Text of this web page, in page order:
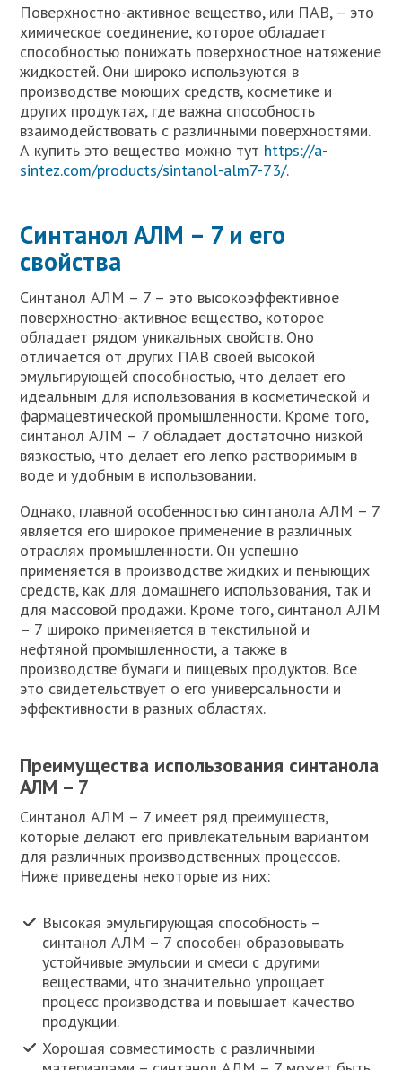
Поверхностно-активное вещество, или ПАВ, – это
химическое соединение, которое обладает
способностью понижать поверхностное натяжение
жидкостей. Они широко используются в
производстве моющих средств, косметике и
других продуктах, где важна способность
взаимодействовать с различными поверхностями.
А купить это вещество можно тут https://a-
sintez.com/products/sintanol-alm7-73/.
Синтанол АЛМ – 7 и его
свойства
Синтанол АЛМ – 7 – это высокоэффективное
поверхностно-активное вещество, которое
обладает рядом уникальных свойств. Оно
отличается от других ПАВ своей высокой
эмульгирующей способностью, что делает его
идеальным для использования в косметической и
фармацевтической промышленности. Кроме того,
синтанол АЛМ – 7 обладает достаточно низкой
вязкостью, что делает его легко растворимым в
воде и удобным в использовании.
Однако, главной особенностью синтанола АЛМ – 7
является его широкое применение в различных
отраслях промышленности. Он успешно
применяется в производстве жидких и пеныющих
средств, как для домашнего использования, так и
для массовой продажи. Кроме того, синтанол АЛМ
– 7 широко применяется в текстильной и
нефтяной промышленности, а также в
производстве бумаги и пищевых продуктов. Все
это свидетельствует о его универсальности и
эффективности в разных областях.
Преимущества использования синтанола
АЛМ – 7
Синтанол АЛМ – 7 имеет ряд преимуществ,
которые делают его привлекательным вариантом
для различных производственных процессов.
Ниже приведены некоторые из них:
Высокая эмульгирующая способность –
синтанол АЛМ – 7 способен образовывать
устойчивые эмульсии и смеси с другими
веществами, что значительно упрощает
процесс производства и повышает качество
продукции.
Хорошая совместимость с различными